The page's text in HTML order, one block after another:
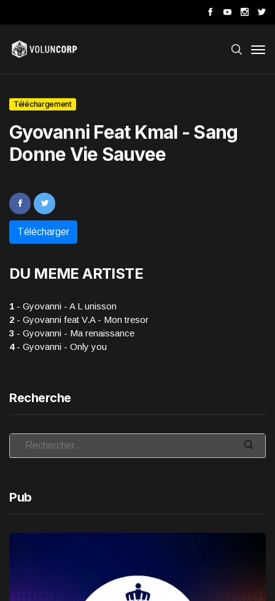
Téléchargement
Gyovanni Feat Kmal - Sang
Donne Vie Sauvee
Télécharger
DU MEME ARTISTE
1 - Gyovanni - A L unisson
2 - Gyovanni feat V.A - Mon tresor
3 - Gyovanni - Ma renaissance
4- Gyovanni - Only you
Recherche
Pub